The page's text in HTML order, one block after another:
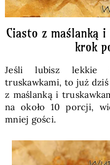
Ciasto z maślanką
krok
Jeśli lubisz
truskawkami, to już
z maślanką i
na około 10 porcji,
mniej gości.